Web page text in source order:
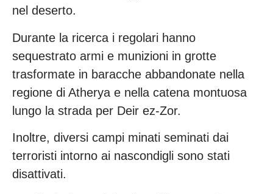
nel deserto.
Durante la ricerca i regolari hanno
sequestrato armi e munizioni in grotte
trasformate in baracche abbandonate nella
regione di Atherya e nella catena montuosa
lungo la strada per Deir ez-Zor.
Inoltre, diversi campi minati seminati dai
terroristi intorno ai nascondigli sono stati
disattivati.